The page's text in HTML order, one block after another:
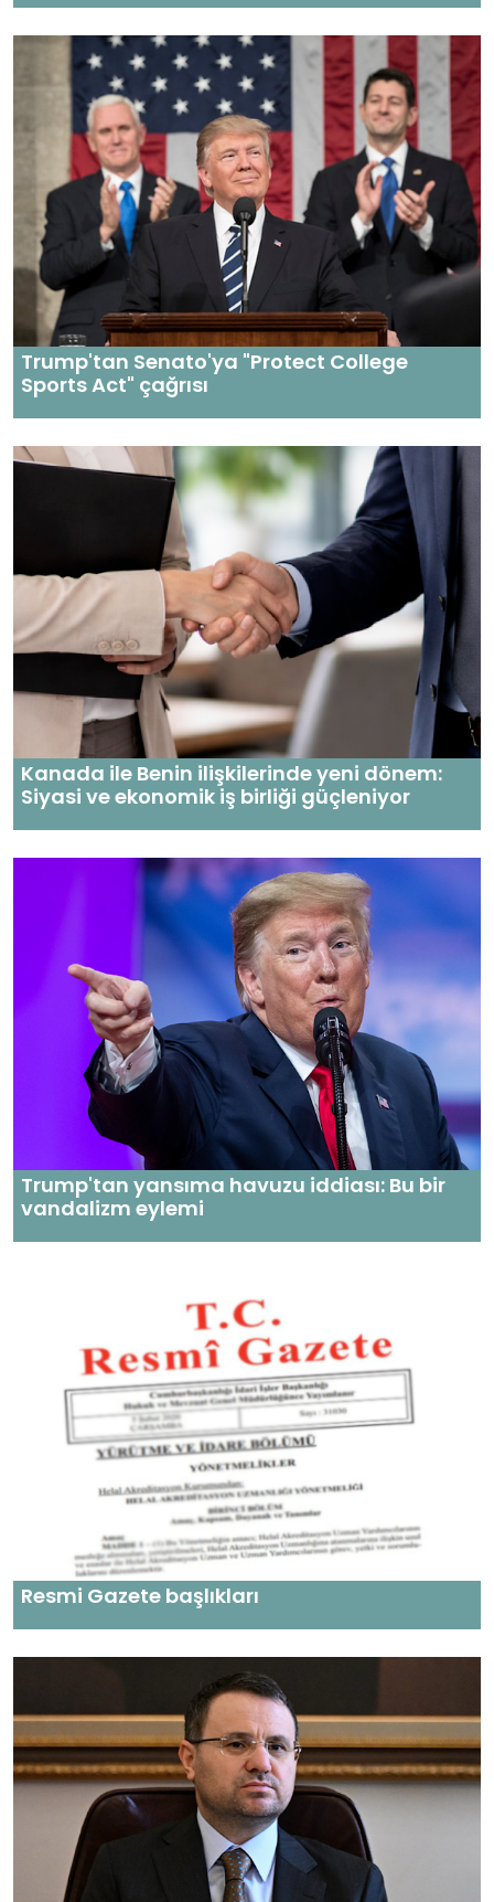
Trump'tan Senato'ya "Protect College
Sports Act" çağrısı
Kanada ile Benin ilişkilerinde yeni dönem:
Siyasi ve ekonomik iş birliği güçleniyor
Trump'tan yansıma havuzu iddiası: Bu bir
vandalizm eylemi
Resmi Gazete başlıkları